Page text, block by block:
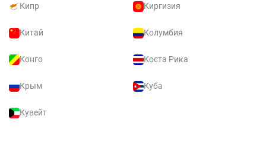
Кипр Киргизия
Китай Колумбия
Конго Коста Рика
Крым Куба
Кувейт